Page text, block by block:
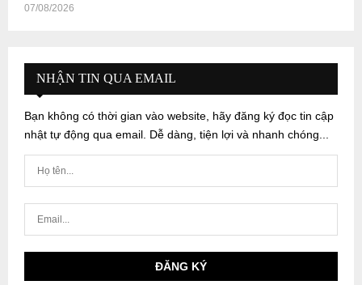
07/08/2026
NHẬN TIN QUA EMAIL
Bạn không có thời gian vào website, hãy đăng ký đọc tin cập
nhật tự động qua email. Dễ dàng, tiện lợi và nhanh chóng...